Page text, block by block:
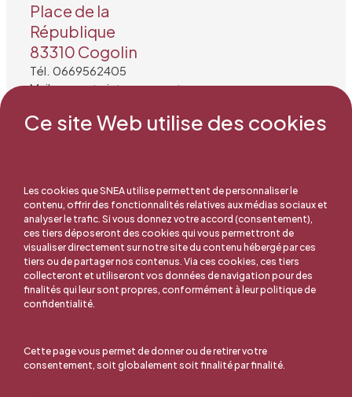
Ce site Web utilise des cookies
Les cookies que SNEA utilise permettent de personnaliser le
contenu, offrir des fonctionnalités relatives aux médias sociaux et
analyser le trafic. Si vous donnez votre accord (consentement),
ces tiers déposeront des cookies qui vous permettront de
visualiser directement sur notre site du contenu hébergé par ces
tiers ou de partager nos contenus. Via ces cookies, ces tiers
collecteront et utiliseront vos données de navigation pour des
finalités qui leur sont propres, conformément à leur politique de
confidentialité.
Cette page vous permet de donner ou de retirer votre
consentement, soit globalement soit finalité par finalité.
Place de la
République
83310 Cogolin
Tél. 0669562405
Mail : secretariat@snea.net